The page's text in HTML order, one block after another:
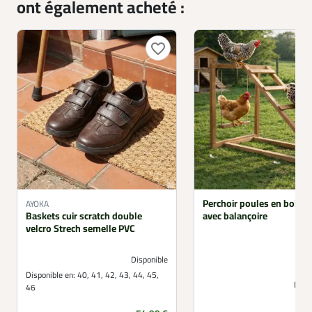
ont également acheté :
favorite_border
AYOKA
Baskets cuir scratch double
velcro Strech semelle PVC
Disponible
Disponible en: 40, 41, 42, 43, 44, 45,
46
Perchoir poules en bois
avec balançoire
Non